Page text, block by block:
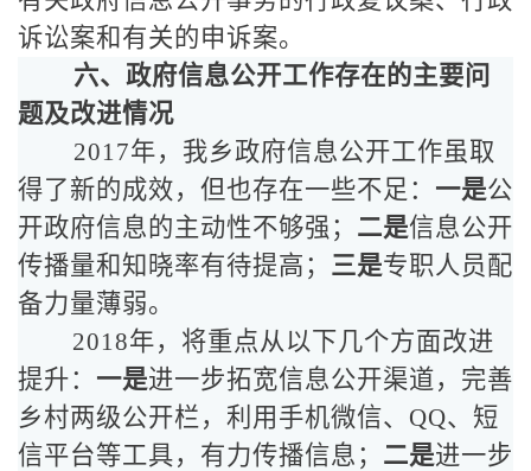
诉讼案和有关的申诉案。
六、政府信息公开工作存在的主要问
题及改进情况
2017年，我乡政府信息公开工作虽取
得了新的成效，但也存在一些不足： 一是公
开政府信息的主动性不够强； 二是信息公开
传播量和知晓率有待提高； 三是专职人员配
备力量薄弱。
2018年，将重点从以下几个方面改进
提升： 一是进一步拓宽信息公开渠道，完善
乡村两级公开栏，利用手机微信、QQ、短
信平台等工具，有力传播信息； 二是进一步